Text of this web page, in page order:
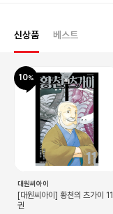
신상품 베스트
10
대원씨아이
[대원씨아이] 황천의 츠가이 11
권